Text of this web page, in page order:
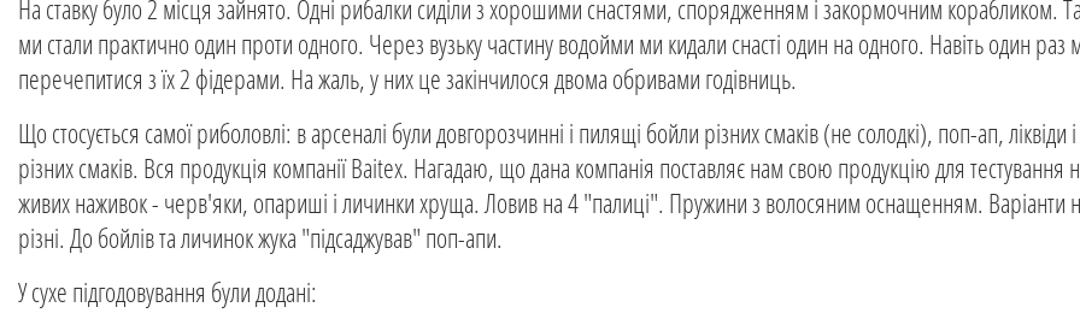
На ставку було 2 місця зайнято. Одні рибалки сиділи з хорошими снастями, спорядженням і закормочним корабликом.
ми стали практично один проти одного. Через вузьку частину водойми ми кидали снасті один на одного. Навіть один раз
перечепитися з їх 2 фідерами. На жаль, у них це закінчилося двома обривами годівниць.
Що стосується самої риболовлі: в арсеналі були довгорозчинні і пилящі бойли різних смаків (не солодкі), поп-ап, ліквіди
різних смаків. Вся продукція компанії Baitex. Нагадаю, що дана компанія поставляє нам свою продукцію для тестування
живих наживок - черв'яки, опариші і личинки хруща. Ловив на 4 "палиці". Пружини з волосяним оснащенням. Варіанти
різні. До бойлів та личинок жука "підсаджував" поп-апи.
У сухе підгодовування були додані: